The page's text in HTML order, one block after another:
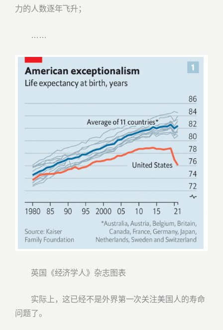
力的人数逐年飞升；
……
英国《经济学人》杂志图表
实际上，这已经不是外界第一次关注美国人的寿命
问题了。